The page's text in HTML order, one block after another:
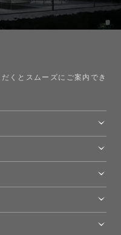
くとスムーズにご案内でき